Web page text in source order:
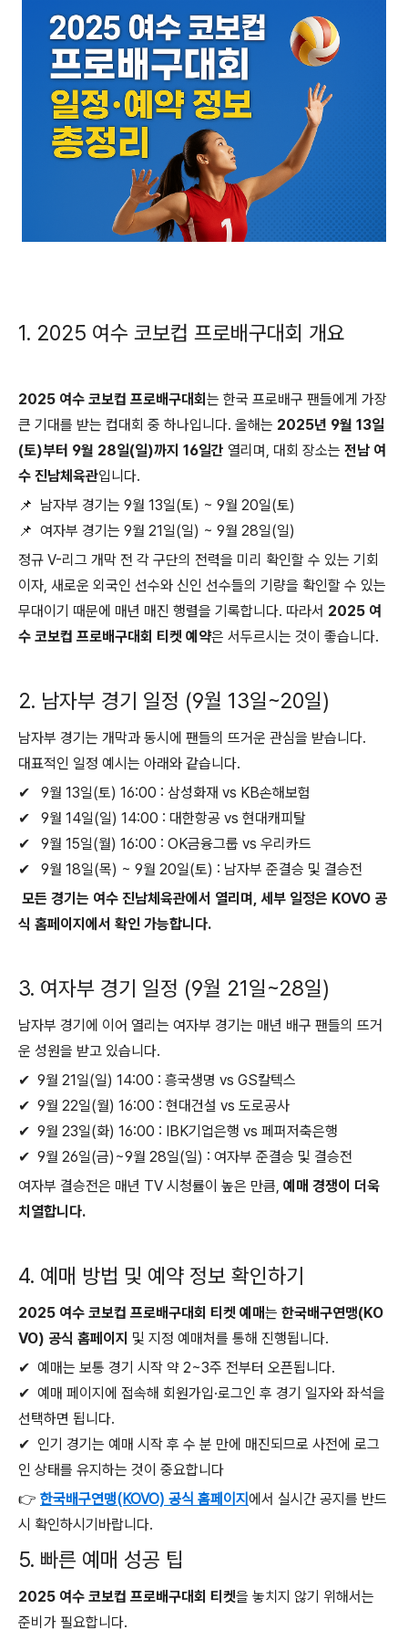
1. 2025 여수 코보컵 프로배구대회 개요
2025 여수 코보컵 프로배구대회 는 한국 프로배구 팬들에게 가장
큰 기대를 받는 컵대회 중 하나입니다. 올해는 2025년 9월 13일
(토)부터 9월 28일(일)까지 16일간 열리며, 대회 장소는 전남 여
수 진남체육관입니다.
📌 남자부 경기는 9월 13일(토) ~ 9월 20일(토)
📌 여자부 경기는 9월 21일(일) ~ 9월 28일(일)
정규 V-리그 개막 전 각 구단의 전력을 미리 확인할 수 있는 기회
이자, 새로운 외국인 선수와 신인 선수들의 기량을 확인할 수 있는
무대이기 때문에 매년 매진 행렬을 기록합니다. 따라서 2025 여
수 코보컵 프로배구대회 티켓 예약은 서두르시는 것이 좋습니다.
2. 남자부 경기 일정 (9월 13일~20일)
남자부 경기는 개막과 동시에 팬들의 뜨거운 관심을 받습니다.
대표적인 일정 예시는 아래와 같습니다.
✔ 9월 13일(토) 16:00 : 삼성화재 vs KB손해보험
✔ 9월 14일(일) 14:00 : 대한항공 vs 현대캐피탈
✔ 9월 15일(월) 16:00 : OK금융그룹 vs 우리카드
✔ 9월 18일(목) ~ 9월 20일(토) : 남자부 준결승 및 결승전
모든 경기는 여수 진남체육관에서 열리며, 세부 일정은 KOVO 공
식 홈페이지에서 확인 가능합니다.
3. 여자부 경기 일정 (9월 21일~28일)
남자부 경기에 이어 열리는 여자부 경기는 매년 배구 팬들의 뜨거
운 성원을 받고 있습니다.
✔ 9월 21일(일) 14:00 : 흥국생명 vs GS칼텍스
✔ 9월 22일(월) 16:00 : 현대건설 vs 도로공사
✔ 9월 23일(화) 16:00 : IBK기업은행 vs 페퍼저축은행
✔ 9월 26일(금)~9월 28일(일) : 여자부 준결승 및 결승전
여자부 결승전은 매년 TV 시청률이 높은 만큼, 예매 경쟁이 더욱
치열합니다.
4. 예매 방법 및 예약 정보 확인하기
2025 여수 코보컵 프로배구대회 티켓 예매는 한국배구연맹(KO
VO) 공식 홈페이지 및 지정 예매처를 통해 진행됩니다.
✔ 예매는 보통 경기 시작 약 2~3주 전부터 오픈됩니다.
✔ 예매 페이지에 접속해 회원가입·로그인 후 경기 일자와 좌석을
선택하면 됩니다.
✔ 인기 경기는 예매 시작 후 수 분 만에 매진되므로 사전에 로그
인 상태를 유지하는 것이 중요합니다
👉 한국배구연맹(KOVO) 공식 홈페이지 에서 실시간 공지를 반드
시 확인하시기바랍니다.
5. 빠른 예매 성공 팁
2025 여수 코보컵 프로배구대회 티켓을 놓치지 않기 위해서는
준비가 필요합니다.